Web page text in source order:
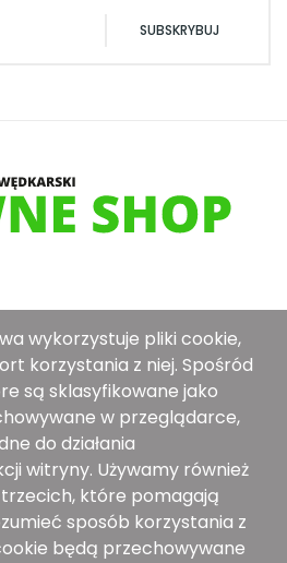
SUBSKRYBUJ
O Nas
Dostawa
Płatności
Bezpieczeństwa
Sprzedaży
Nas Na:
wykorzystuje pliki cookie,
korzystania z niej. Spośród
są sklasyfikowane jako
w przeglądarce,
do działania
witryny. Używamy również
które pomagają
sposób korzystania z
będą przechowywane